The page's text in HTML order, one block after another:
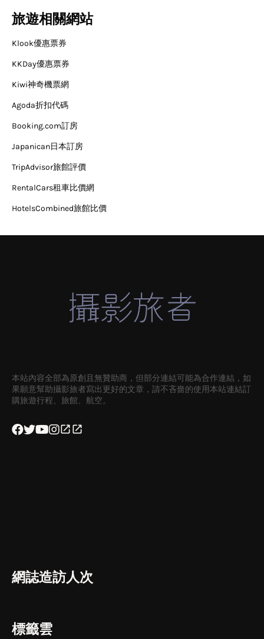
旅遊相關網站
Klook優惠票券
KKDay優惠票券
Kiwi神奇機票網
Agoda折扣代碼
Booking.com訂房
Japanican日本訂房
TripAdvisor旅館評價
RentalCars租車比價網
HotelsCombined旅館比價
本站內容全部為原創且無贊助商，但部分連結可能為合作連結，如
果願意幫助攝影旅者寫出更好的文章，請不吝嗇的使用本站連結訂
購旅遊行程、旅館、航空。
網誌造訪人次
標籤雲